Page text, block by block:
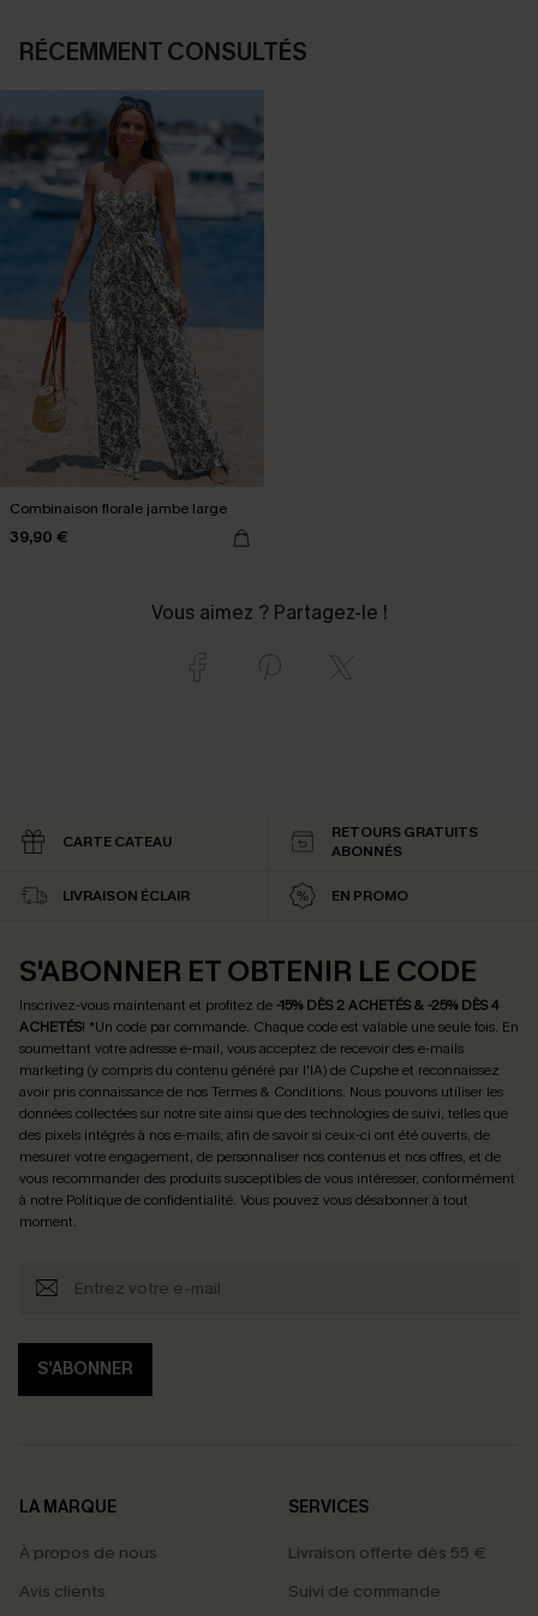
RÉCEMMENT CONSULTÉS
Combinaison florale jambe large
39,90 €
Vous aimez ? Partagez-le !
CARTE CATEAU
RETOURS GRATUITS
ABONNÉS
LIVRAISON ÉCLAIR EN PROMO
S'ABONNER ET OBTENIR LE CODE
Inscrivez-vous maintenant et profitez de -15% DÈS 2 ACHETÉS & -25% DÈS 4
ACHETÉS! *Un code par commande. Chaque code est valable une seule fois. En
soumettant votre adresse e-mail, vous acceptez de recevoir des e-mails
marketing (y compris du contenu généré par l'IA) de Cupshe et reconnaissez
avoir pris connaissance de nosTermes & Conditions. Nous pouvons utiliser les
données collectées sur notre site ainsi que des technologies de suivi, telles que
des pixels intégrés à nos e-mails, afin de savoir si ceux-ci ont été ouverts, de
mesurer votre engagement, de personnaliser nos contenus et nos offres, et de
vous recommander des produits susceptibles de vous intéresser, conformément
à notre Politique de confidentialité. Vous pouvez vous désabonner à tout
moment.
S'ABONNER
LA MARQUE
À propos de nous
Avis clients
SERVICES
Livraison offerte dès 55 €
Suivi de commande